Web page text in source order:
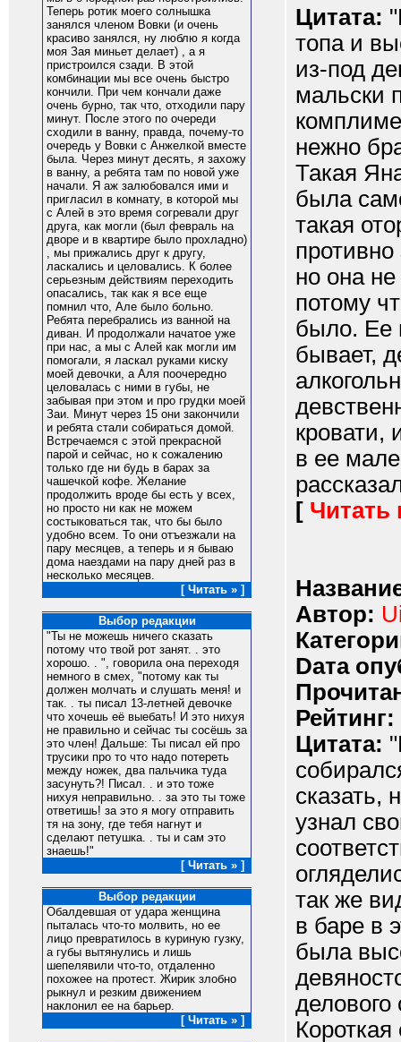
Теперь ротик моего солнышка
занялся членом Вовки (и очень
красиво занялся, ну люблю я когда
моя Зая миньет делает) , а я
пристроился сзади. В этой
комбинации мы все очень быстро
кончили. При чем кончали даже
очень бурно, так что, отходили пару
минут. После этого по очереди
сходили в ванну, правда, почему-то
очередь у Вовки с Анжелкой вместе
была. Через минут десять, я захожу
в ванну, а ребята там по новой уже
начали. Я аж залюбовался ими и
пригласил в комнату, в которой мы
с Алей в это время согревали друг
друга, как могли (был февраль на
дворе и в квартире было прохладно)
, мы прижались друг к другу,
ласкались и целовались. К более
серьезным действиям переходить
опасались, так как я все еще
помнил что, Але было больно.
Ребята перебрались из ванной на
диван. И продолжали начатое уже
при нас, а мы с Алей как могли им
помогали, я ласкал руками киску
моей девочки, а Аля поочередно
целовалась с ними в губы, не
забывая при этом и про грудки моей
Заи. Минут через 15 они закончили
и ребята стали собираться домой.
Встречаемся с этой прекрасной
парой и сейчас, но к сожалению
только где ни будь в барах за
чашечкой кофе. Желание
продолжить вроде бы есть у всех,
но просто ни как не можем
состыковаться так, что бы было
удобно всем. То они отъезжали на
пару месяцев, а теперь и я бываю
дома наездами на пару дней раз в
несколько месяцев.
[ Читать » ]
Выбор редакции
"Ты не можешь ничего сказать
потому что твой рот занят. . это
хорошо. . ", говорила она переходя
немного в смех, "потому как ты
должен молчать и слушать меня! и
так. . ты писал 13-летней девочке
что хочешь её выебать! И это нихуя
не правильно и сейчас ты сосёшь за
это член! Дальше: Ты писал ей про
трусики про то что надо потереть
между ножек, два пальчика туда
засунуть?! Писал. . и это тоже
нихуя неправильно. . за это ты тоже
ответишь! за это я могу отправить
тя на зону, где тебя нагнут и
сделают петушка. . ты и сам это
знаешь!"
[ Читать » ]
Выбор редакции
Обалдевшая от удара женщина
пыталась что-то молвить, но ее
лицо превратилось в куриную гузку,
а губы вытянулись и лишь
шепелявили что-то, отдаленно
похожее на протест. Жирик злобно
рыкнул и резким движением
наклонил ее на барьер.
[ Читать » ]
Цитата:
топа и
из-под
мальски
нежно
Такая
была
такая
но она
потому
было. Ее
бывает,
кровати,
в ее
[ Читать
Автор:
Dата
Рейтинг:
Цитата:
сказать,
узнал
так же
в баре в
была